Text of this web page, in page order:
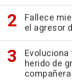
Fallece
el agresor
herido de